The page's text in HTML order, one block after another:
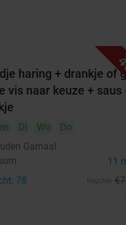
haring + drankje of
vis naar keuze + saus
Di Wo
Do
Garnaal
11
78 €7